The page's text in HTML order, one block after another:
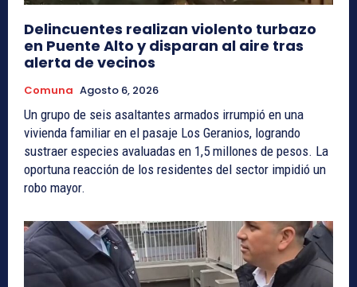
Delincuentes realizan violento turbazo
en Puente Alto y disparan al aire tras
alerta de vecinos
Comuna Agosto 6, 2026
Un grupo de seis asaltantes armados irrumpió en una
vivienda familiar en el pasaje Los Geranios, logrando
sustraer especies avaluadas en 1,5 millones de pesos. La
oportuna reacción de los residentes del sector impidió un
robo mayor.